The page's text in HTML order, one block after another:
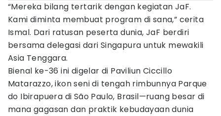
“Mereka bilang tertarik dengan kegiatan JaF.
Kami diminta membuat program di sana,” cerita
Ismal. Dari ratusan peserta dunia, JaF berdiri
bersama delegasi dari Singapura untuk mewakili
Asia Tenggara.
Bienal ke-36 ini digelar di Paviliun Ciccillo
Matarazzo, ikon seni di tengah rimbunnya Parque
do Ibirapuera di São Paulo, Brasil—ruang besar di
mana gagasan dan praktik kebudayaan dunia